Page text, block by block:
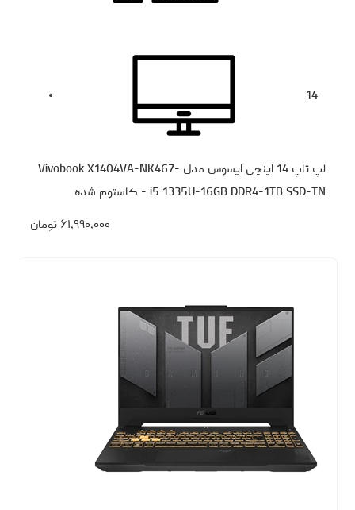
14
لپ تاپ 14 اینچی ایسوس مدل Vivobook X1404VA-NK467-
i5 1335U-16GB DDR4-1TB SSD-TN - کاستوم شده
۶۱،۹۹۰،۰۰۰ تومان